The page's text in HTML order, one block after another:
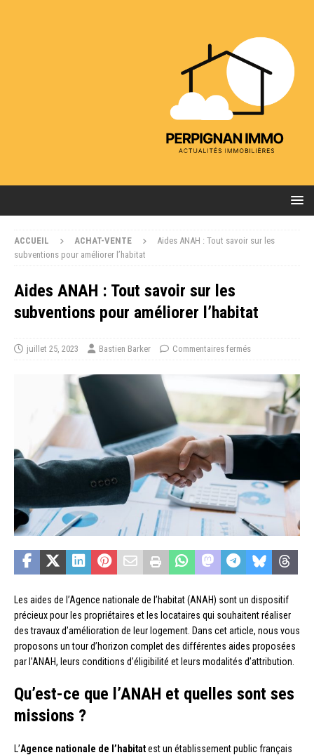
ACCUEIL ACHAT-VENTE
Aides ANAH : Tout savoir sur les
subventions pour améliorer l’habitat
Aides ANAH : Tout savoir sur les
subventions pour améliorer l’habitat
juillet 25, 2023 Bastien Barker Commentaires fermés
Les aides de l’Agence nationale de l’habitat (ANAH) sont un dispositif
précieux pour les propriétaires et les locataires qui souhaitent réaliser
des travaux d’amélioration de leur logement. Dans cet article, nous vous
proposons un tour d’horizon complet des différentes aides proposées
par l’ANAH, leurs conditions d’éligibilité et leurs modalités d’attribution.
Qu’est-ce que l’ANAH et quelles sont ses
missions ?
L’Agence nationale de l’habitatest un établissement public français